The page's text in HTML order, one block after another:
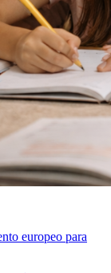
europeo para